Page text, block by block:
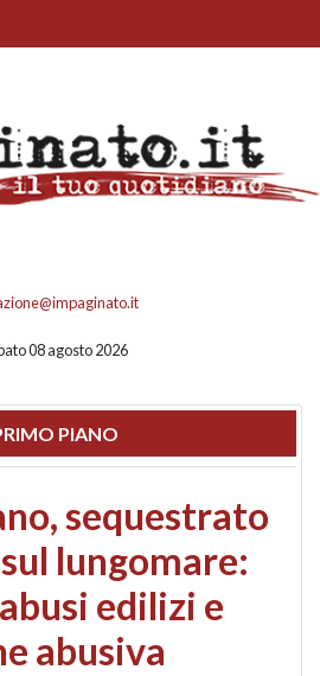
08 agosto 2026
PIANO
sequestrato
lungomare:
edilizi e
abusiva